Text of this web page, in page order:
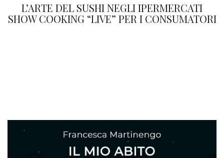
L’ARTE DEL SUSHI NEGLI IPERMERCATI
SHOW COOKING “LIVE” PER I CONSUMATORI